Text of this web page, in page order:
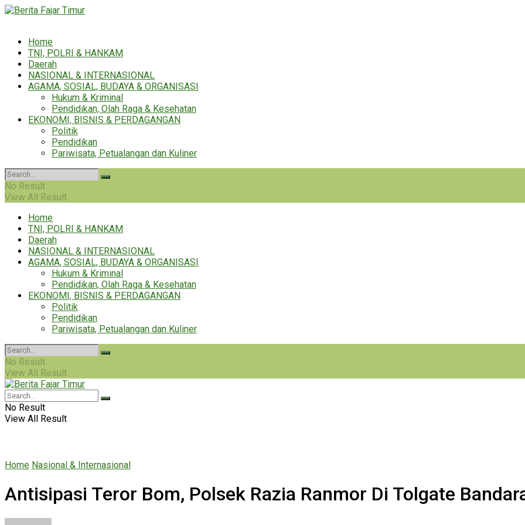
Home
TNI, POLRI & HANKAM
Daerah
NASIONAL & INTERNASIONAL
AGAMA, SOSIAL, BUDAYA & ORGANISASI
Hukum & Kriminal
Pendidikan, Olah Raga & Kesehatan
EKONOMI, BISNIS & PERDAGANGAN
Politik
Pendidikan
Pariwisata, Petualangan dan Kuliner
No Result
View All Result
Home
TNI, POLRI & HANKAM
Daerah
NASIONAL & INTERNASIONAL
AGAMA, SOSIAL, BUDAYA & ORGANISASI
Hukum & Kriminal
Pendidikan, Olah Raga & Kesehatan
EKONOMI, BISNIS & PERDAGANGAN
Politik
Pendidikan
Pariwisata, Petualangan dan Kuliner
No Result
View All Result
No Result
View All Result
Home Nasional & Internasional
Antisipasi Teror Bom, Polsek Razia Ranmor Di Tolgate